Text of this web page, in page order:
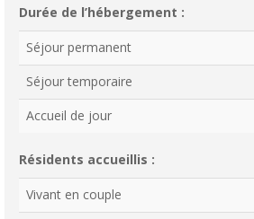
Durée de l’hébergement :
Séjour permanent
Séjour temporaire
Accueil de jour
Résidents accueillis :
Vivant en couple